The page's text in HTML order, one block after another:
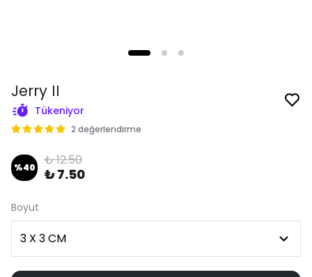
Jerry II
Tükeniyor
2 değerlendirme
%40 ₺ 12.50
₺ 7.50
Boyut